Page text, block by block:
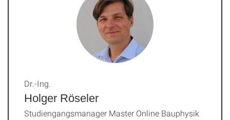
Holger Röseler
Dr.-Ing.
Studiengangsmanager Master Online Bauphysik